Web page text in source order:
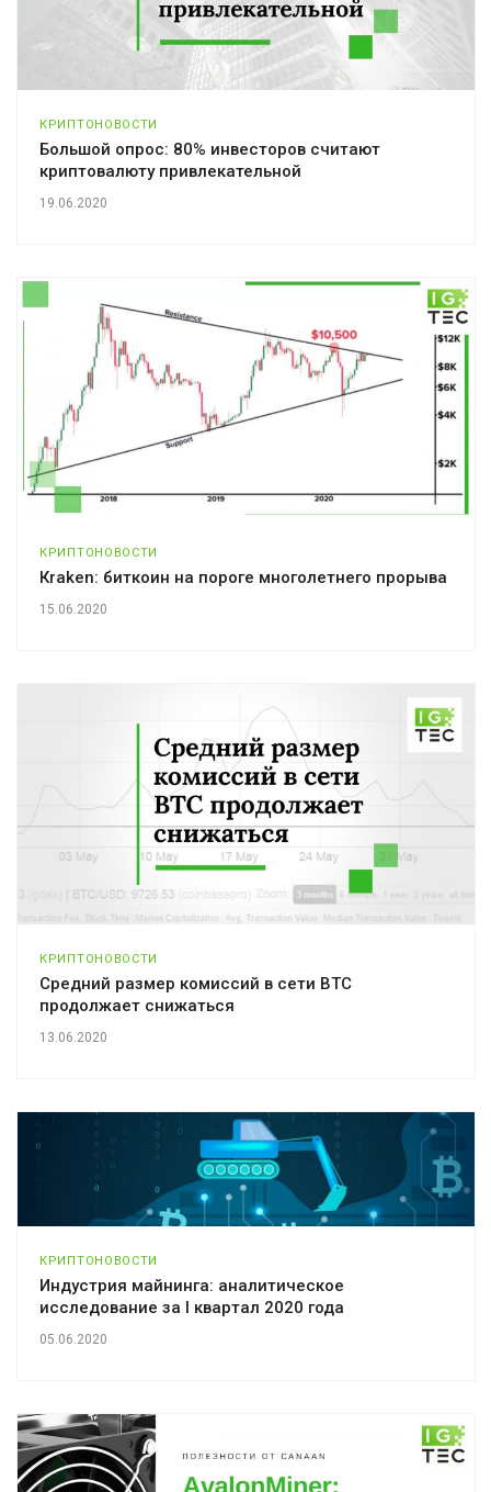
КРИПТОНОВОСТИ
Большой опрос: 80% инвесторов считают
криптовалюту привлекательной
19.06.2020
КРИПТОНОВОСТИ
Кraken: биткоин на пороге многолетнего прорыва
15.06.2020
КРИПТОНОВОСТИ
Средний размер комиссий в сети BTC
продолжает снижаться
13.06.2020
КРИПТОНОВОСТИ
Индустрия майнинга: аналитическое
исследование за I квартал 2020 года
05.06.2020